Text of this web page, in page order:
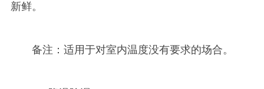
新鲜。
备注：适用于对室内温度没有要求的场合。